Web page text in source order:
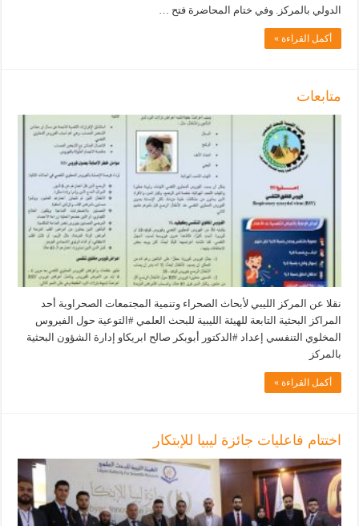
الدولي بالمركز. وفي ختام المحاضرة فتح …
أكمل القراءة »
متابعات
نقلا عن المركز الليبي لأبحاث الصحراء وتنمية المجتمعات الصحراوية أحد
المراكز البحثية التابعة للهيئة الليبية للبحث العلمي #التوعية حول الفيروس
المخلوي التنفسي إعداد #الدكتور أبوبكر صالح ابريكاو إدارة الشؤون البحثية
بالمركز
أكمل القراءة »
اختتام فاعليات جائزة ليبيا للإبتكار